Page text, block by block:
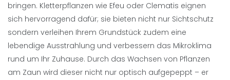
bringen. Kletterpflanzen wie Efeu oder Clematis eignen
sich hervorragend dafür; sie bieten nicht nur Sichtschutz
sondern verleihen Ihrem Grundstück zudem eine
lebendige Ausstrahlung und verbessern das Mikroklima
rund um Ihr Zuhause. Durch das Wachsen von Pflanzen
am Zaun wird dieser nicht nur optisch aufgepeppt – er